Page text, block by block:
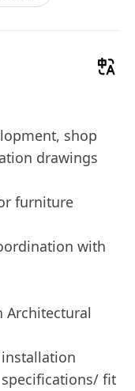
shop
drawings
furniture
with
Architectural
fit